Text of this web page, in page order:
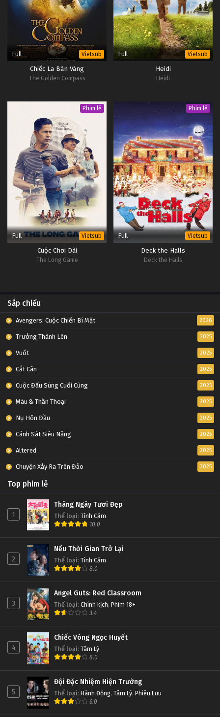
Full Vietsub
Chiếc La Bàn Vàng
The Golden Compass
Full Vietsub
Heidi
Heidi
Phim lẻ
Full Vietsub
Cuộc Chơi Dài
The Long Game
Phim lẻ
Full Vietsub
Deck the Halls
Deck the Halls
Sắp chiếu
Avengers: Cuộc Chiến Bí Mật 2026
Trưởng Thành Lên 2025
Vuốt 2025
Cắt Cân 2025
Cuộc Đấu Súng Cuối Cùng 2025
Máu & Thần Thoại 2025
Nụ Hôn Đầu 2025
Cảnh Sát Siêu Năng 2025
Altered 2025
Chuyện Xảy Ra Trên Đảo 2025
Top phim lẻ
1
Tháng Ngày Tươi Đẹp
Thể loại: Tình Cảm
10.0
2
Nếu Thời Gian Trở Lại
Thể loại: Tình Cảm
8.0
3
Angel Guts: Red Classroom
Thể loại: Chính kịch, Phim 18+
3.4
4
Chiếc Vòng Ngọc Huyết
Thể loại: Tâm Lý
8.0
5
Đội Đặc Nhiệm Hiện Trường
Thể loại: Hành Động, Tâm Lý, Phiêu Lưu
6.0